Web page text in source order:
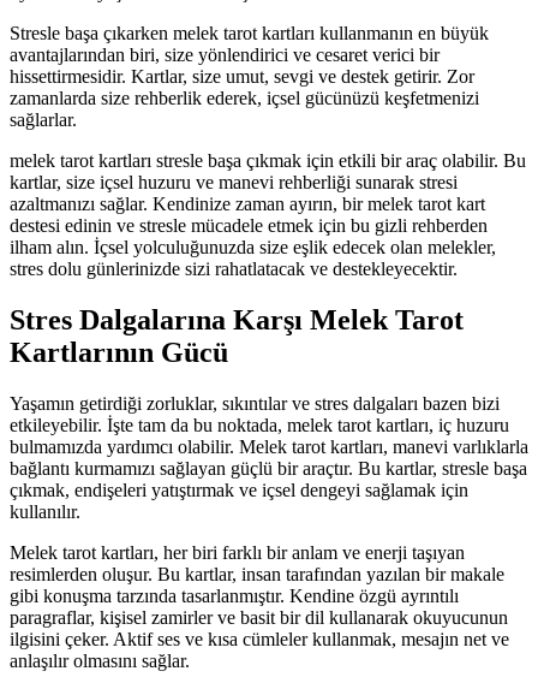
Stresle başa çıkarken melek tarot kartları kullanmanın en büyük
avantajlarından biri, size yönlendirici ve cesaret verici bir
hissettirmesidir. Kartlar, size umut, sevgi ve destek getirir. Zor
zamanlarda size rehberlik ederek, içsel gücünüzü keşfetmenizi
sağlarlar.
melek tarot kartları stresle başa çıkmak için etkili bir araç olabilir. Bu
kartlar, size içsel huzuru ve manevi rehberliği sunarak stresi
azaltmanızı sağlar. Kendinize zaman ayırın, bir melek tarot kart
destesi edinin ve stresle mücadele etmek için bu gizli rehberden
ilham alın. İçsel yolculuğunuzda size eşlik edecek olan melekler,
stres dolu günlerinizde sizi rahatlatacak ve destekleyecektir.
Stres Dalgalarına Karşı Melek Tarot
Kartlarının Gücü
Yaşamın getirdiği zorluklar, sıkıntılar ve stres dalgaları bazen bizi
etkileyebilir. İşte tam da bu noktada, melek tarot kartları, iç huzuru
bulmamızda yardımcı olabilir. Melek tarot kartları, manevi varlıklarla
bağlantı kurmamızı sağlayan güçlü bir araçtır. Bu kartlar, stresle başa
çıkmak, endişeleri yatıştırmak ve içsel dengeyi sağlamak için
kullanılır.
Melek tarot kartları, her biri farklı bir anlam ve enerji taşıyan
resimlerden oluşur. Bu kartlar, insan tarafından yazılan bir makale
gibi konuşma tarzında tasarlanmıştır. Kendine özgü ayrıntılı
paragraflar, kişisel zamirler ve basit bir dil kullanarak okuyucunun
ilgisini çeker. Aktif ses ve kısa cümleler kullanmak, mesajın net ve
anlaşılır olmasını sağlar.